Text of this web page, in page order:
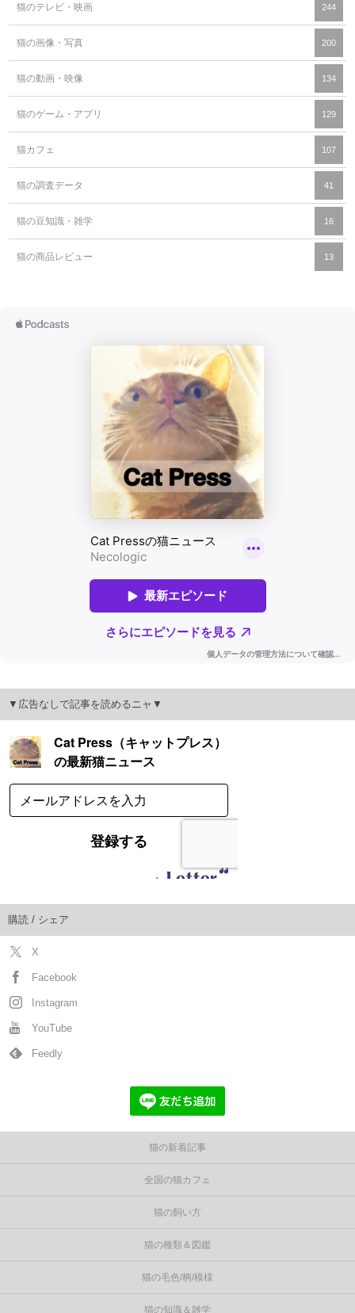
猫のテレビ・映画 244
猫の画像・写真 200
猫の動画・映像 134
猫のゲーム・アプリ 129
猫カフェ 107
猫の調査データ 41
猫の豆知識・雑学 16
猫の商品レビュー 13
▼広告なしで記事を読めるニャ▼
購読 / シェア
X
Facebook
Instagram
YouTube
Feedly
猫の新着記事
全国の猫カフェ
猫の飼い方
猫の種類＆図鑑
猫の毛色/柄/模様
猫の知識＆雑学